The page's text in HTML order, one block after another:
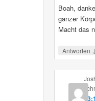
Boah,
ganzer
Macht das
Antworten